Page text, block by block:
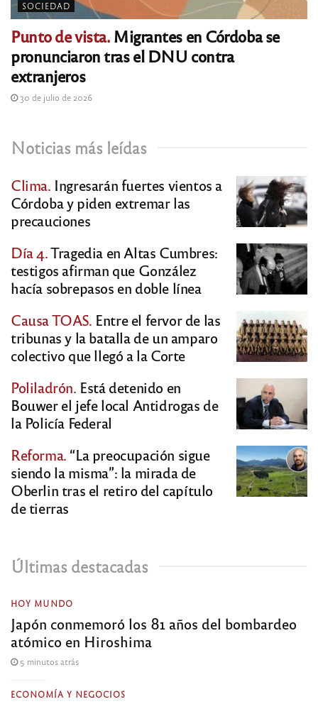
SOCIEDAD
Punto de vista.Migrantes en Córdoba se
pronunciaron tras el DNU contra
extranjeros
30 de julio de 2026
Noticias más leídas
Clima. Ingresarán fuertes vientos a
Córdoba y piden extremar las
precauciones
Día 4.Tragedia en Altas Cumbres:
testigos afirman que González
hacía sobrepasos en doble línea
Causa TOAS. Entre el fervor de las
tribunas y la batalla de un amparo
colectivo que llegó a la Corte
Poliladrón. Está detenido en
Bouwer el jefe local Antidrogas de
la Policía Federal
Reforma. “La preocupación sigue
siendo la misma”: la mirada de
Oberlin tras el retiro del capítulo
de tierras
Últimas destacadas
HOY MUNDO
Japón conmemoró los 81 años del bombardeo
atómico en Hiroshima
5 minutos atrás
ECONOMÍA Y NEGOCIOS